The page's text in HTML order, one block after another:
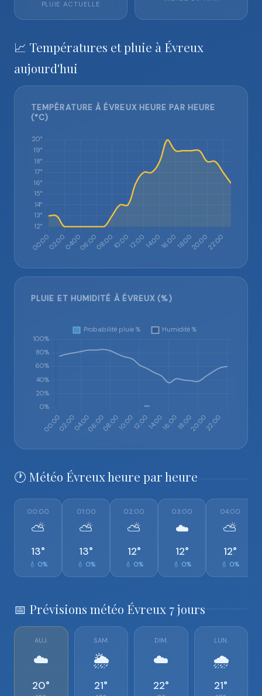
PLUIE ACTUELLE
📈 Températures et pluie à Évreux
aujourd'hui
TEMPÉRATURE À ÉVREUX HEURE PAR HEURE
(°C)
PLUIE ET HUMIDITÉ À ÉVREUX (%)
🕐 Météo Évreux heure par heure
00:00
⛅
13°
💧 0%
01:00
⛅
13°
💧 0%
02:00
⛅
12°
💧 0%
03:00
☁️
12°
💧 0%
04:00
⛅
12°
💧 0%
📅 Prévisions météo Évreux 7 jours
AUJ.
☁️
20°
SAM.
🌦️
21°
DIM.
☁️
22°
LUN.
🌧️
21°